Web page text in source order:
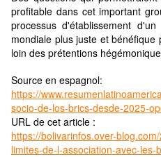
profitable dans cet important
processus d'établissement
mondiale plus juste et
loin des prétentions
Source en espagnol:
https://
socio-de-los-brics-desde-2025-
URL de cet article :
https://bolivarinfos.over-
limites-de-l-association-avec-les-